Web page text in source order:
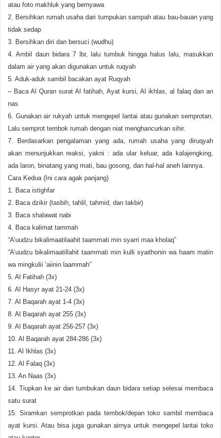
atau foto makhluk yang bernyawa
2. Bersihkan rumah usaha dari tumpukan sampah atau bau-bauan yang
tidak sedap
3. Bersihkan diri dan bersuci (wudhu)
4. Ambil daun bidara 7 lbr, lalu tumbuk hingga halus lalu, masukkan
dalam air yang akan digunakan untuk ruqyah
5. Aduk-aduk sambil bacakan ayat Ruqyah
– Baca Al Quran surat Al fatihah, Ayat kursi, Al ikhlas, al falaq dan an
nas
6. Gunakan air rukyah untuk mengepel lantai atau gunakan semprotan.
Lalu semprot tembok rumah dengan niat menghancurkan sihir.
7. Berdasarkan pengalaman yang ada, rumah usaha yang diruqyah
akan menunjukkan reaksi, yakni : ada ular keluar, ada kalajengking,
ada laron, binatang yang mati, bau gosong, dan hal-hal aneh lainnya.
Cara Kedua (Ini cara agak panjang)
1. Baca istighfar
2. Baca dzikir (tasbih, tahlil, tahmid, dan takbir)
3. Baca shalawat nabi
4. Baca kalimat tammah
“A’uudzu bikalimaatilaahit taammati min syarri maa kholaq”
“A’uudzu bikalimaatillahit taammati min kulli syaithonin wa haam matin
wa mingkulii ‘aiinin laammah”
5. Al Fatihah (3x)
6. Al Hasyr ayat 21-24 (3x)
7. Al Baqarah ayat 1-4 (3x)
8. Al Baqarah ayat 255 (3x)
9. Al Baqarah ayat 256-257 (3x)
10. Al Baqarah ayat 284-286 (3x)
11. Al Ikhlas (3x)
12. Al Falaq (3x)
13. An Naas (3x)
14. Tiupkan ke air dan tumbukan daun bidara setiap selesai membaca
satu surat
15. Siramkan semprotkan pada tembok/depan toko sambil membaca
ayat kursi. Atau bisa juga gunakan airnya untuk mengepel lantai toko